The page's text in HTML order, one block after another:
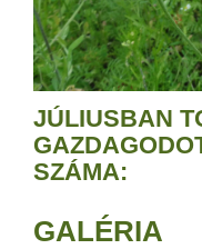
JÚLIUSBAN
SZÁMA:
GALÉRIA